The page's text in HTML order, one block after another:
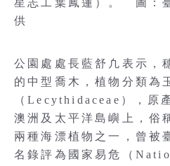
星志工葉鳳蓮）。 圖：
供
公園處處長藍舒凢表示，
的中型喬木，植物分類為
（Lecythidaceae），原
澳洲及太平洋島嶼上，俗
兩種海漂植物之一，曾被
名錄評為國家易危（